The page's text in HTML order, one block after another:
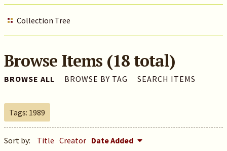
Collection Tree
Browse Items (18 total)
BROWSE ALL BROWSE BY TAG SEARCH ITEMS
Tags: 1989
Sort by: Title Creator Date Added